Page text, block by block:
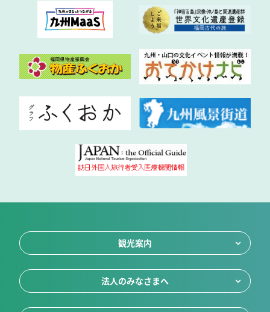
観光案内
法人のみなさまへ